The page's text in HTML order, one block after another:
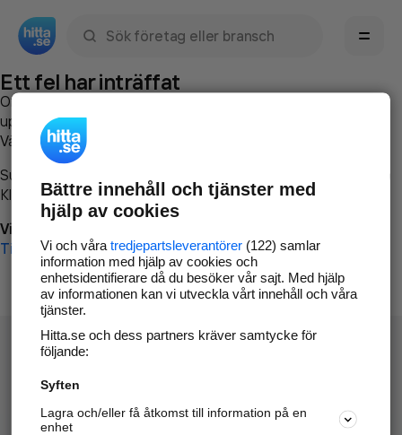
Ett fel har inträffat
Om du vill kan du
uppstod så att vi lättare och snabbare kan avhjälpa det.
Vänligen försök med följande:
Surfa till
Klicka påTillbaka-knappen i webbläsaren och försök igen
Vi beklagar besväret!
Till startsidan
Hitta.se - Gratis nummerupplysning.
Sök företag, personer och platser.
Bättre innehåll och tjänster med
hjälp av cookies
Vi och våra tredjepartsleverantörer(122) samlar
information med hjälp av cookies och
enhetsidentifierare då du besöker vår sajt. Med hjälp
av informationen kan vi utveckla vårt innehåll och våra
tjänster.
Hitta.se och dess partners kräver samtycke för
följande:
Syften
Lagra och/eller få åtkomst till information på en
enhet